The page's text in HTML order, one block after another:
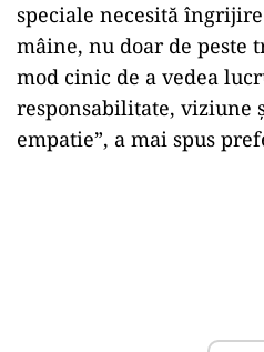
speciale necesită
mâine, nu doar de peste
mod cinic de a vedea
responsabilitate, viziune
empatie”, a mai spus